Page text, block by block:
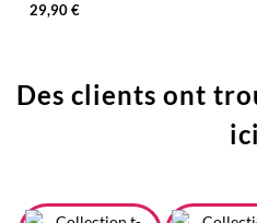
29,90 €
Des clients ont
ici